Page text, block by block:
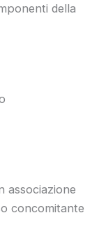
della
associazione
concomitante